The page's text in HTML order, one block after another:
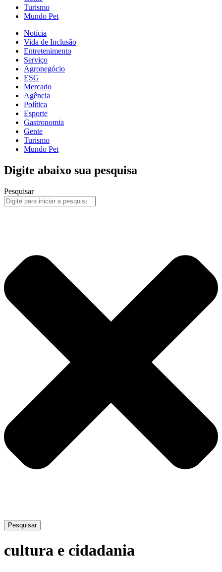
Turismo
Mundo Pet
Notícia
Vida de Inclusão
Entretenimento
Serviço
Agronegócio
ESG
Mercado
Agência
Política
Esporte
Gastronomia
Gente
Turismo
Mundo Pet
Digite abaixo sua pesquisa
Pesquisar
Pesquisar
cultura e cidadania